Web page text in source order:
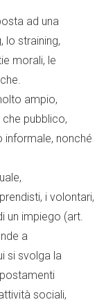
ad una
lo straining,
morali, le
ampio,
pubblico,
nonché
i volontari,
un impiego (art.
a
si svolga la
sociali,